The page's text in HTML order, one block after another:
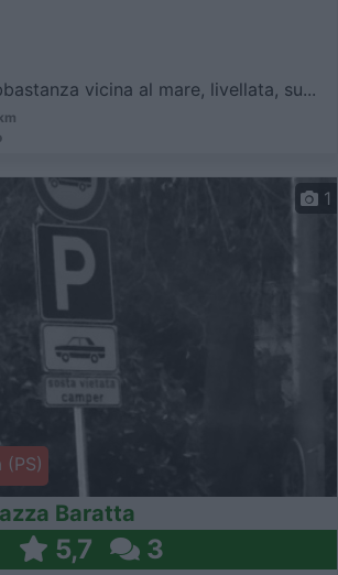
vicina al mare, livellata, su...
(PS)
1
Baratta
5,7 3